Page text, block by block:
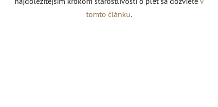
tomto článku.